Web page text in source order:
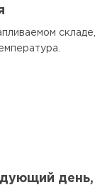
складе,
день,